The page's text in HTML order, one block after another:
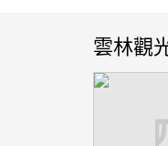
雲林觀